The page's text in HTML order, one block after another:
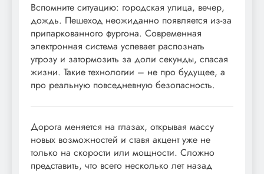
Вспомните ситуацию: городская улица, вечер,
дождь. Пешеход неожиданно появляется из-за
припаркованного фургона. Современная
электронная система успевает распознать
угрозу и затормозить за доли секунды, спасая
жизни. Такие технологии – не про будущее, а
про реальную повседневную безопасность.
Дорога меняется на глазах, открывая массу
новых возможностей и ставя акцент уже не
только на скорости или мощности. Сложно
представить, что всего несколько лет назад